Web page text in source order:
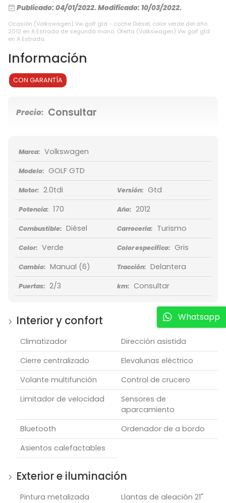
Publicado: 04/01/2022. Modificado: 10/03/2022.
Ocasión (Volkswagen) Vw golf gtd - coche Diésel, color verde del año
2012 en A Estrada de segunda mano. Oferta (Volkswagen) Vw golf gtd
en A Estrada.
Información
CON GARANTÍA
Precio: Consultar
Marca: Volkswagen
Modelo: GOLF GTD
Motor: 2.0tdi Versión: Gtd
Potencia: 170 Año: 2012
Combustible: Diésel Carroceria: Turismo
Color: Verde Color específico: Gris
Cambio: Manual (6) Tracción: Delantera
Puertas: 2/3 km: Consultar
Interior y confort
Climatizador
Dirección asistida
Cierre centralizado
Elevalunas eléctrico
Volante multifunción
Control de crucero
Limitador de velocidad
Sensores de
aparcamiento
Bluetooth
Ordenador de a bordo
Asientos calefactables
Exterior e iluminación
Pintura metalizada
Llantas de aleación 21"
Whatsapp